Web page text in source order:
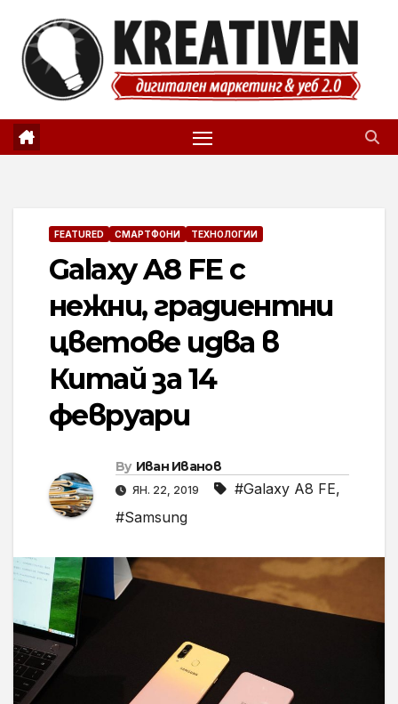
content
FEATURED СМАРТФОНИ ТЕХНОЛОГИИ
Galaxy A8 FE с
нежни, градиентни
цветове идва в
Китай за 14
февруари
By Иван Иванов
ЯН. 22, 2019 #Galaxy A8 FE,
#Samsung